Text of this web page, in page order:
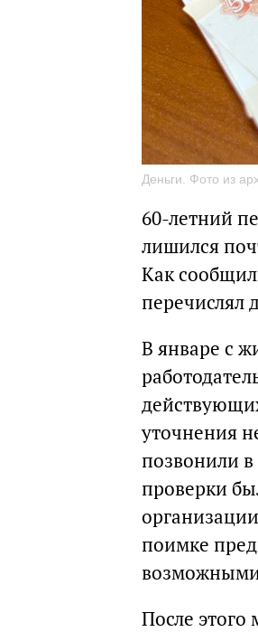
Деньги. Фото из
60-летний
лишился
Как
перечислял
В январе с
уточнения
позвонили
проверки
поимке
возможными
После